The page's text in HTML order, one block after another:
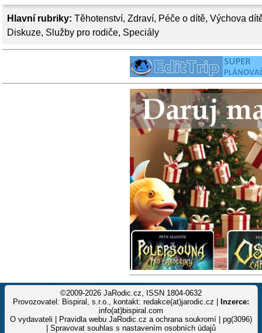
Hlavní rubriky: Těhotenství, Zdraví, Péče o dítě, Výchova
Diskuze, Služby pro rodiče, Speciály
©2009-2026 JaRodic.cz, ISSN 1804-0632
Provozovatel: Bispiral, s.r.o., kontakt: redakce(at)jarodic.cz |
Inzerce:
info(at)bispiral.com
O vydavateli
Pravidla webu JaRodic.cz a ochrana soukromí | pg(3096)
Spravovat souhlas s nastavením osobních údajů